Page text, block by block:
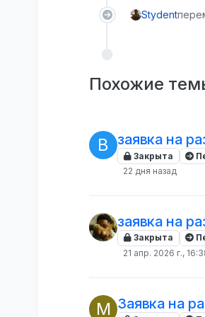
Stydent
Похожие
B заявка на
Закрыта
22 дня назад
заявка на
Закрыта
21 апр. 2026 г.,
M Заявка на